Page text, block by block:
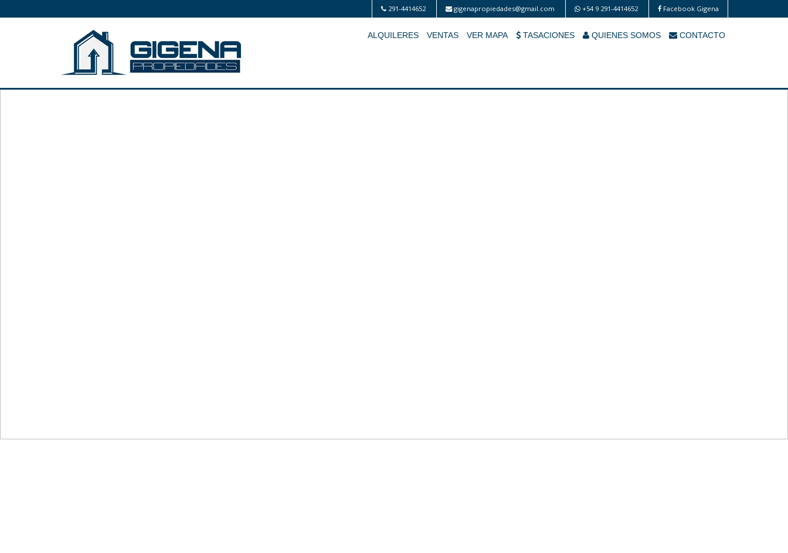
291-4414652 gigenapropiedades@gmail.com +54 9 291-4414652 Facebook Gigena
ALQUILERES VENTAS VER MAPA TASACIONES QUIENES SOMOS CONTACTO